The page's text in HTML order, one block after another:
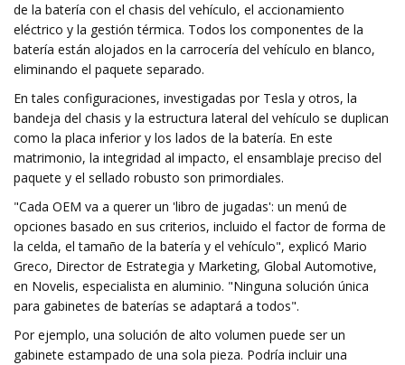
de la batería con el chasis del vehículo, el accionamiento
eléctrico y la gestión térmica. Todos los componentes de la
batería están alojados en la carrocería del vehículo en blanco,
eliminando el paquete separado.
En tales configuraciones, investigadas por Tesla y otros, la
bandeja del chasis y la estructura lateral del vehículo se duplican
como la placa inferior y los lados de la batería. En este
matrimonio, la integridad al impacto, el ensamblaje preciso del
paquete y el sellado robusto son primordiales.
"Cada OEM va a querer un 'libro de jugadas': un menú de
opciones basado en sus criterios, incluido el factor de forma de
la celda, el tamaño de la batería y el vehículo", explicó Mario
Greco, Director de Estrategia y Marketing, Global Automotive,
en Novelis, especialista en aluminio. "Ninguna solución única
para gabinetes de baterías se adaptará a todos".
Por ejemplo, una solución de alto volumen puede ser un
gabinete estampado de una sola pieza. Podría incluir una